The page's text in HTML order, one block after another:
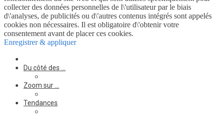
collecter des données personnelles de l\'utilisateur par le biais
d\'analyses, de publicités ou d\'autres contenus intégrés sont appelés
cookies non nécessaires. Il est obligatoire d\'obtenir votre
consentement avant de placer ces cookies.
Enregistrer & appliquer
Du côté des …
Zoom sur …
Tendances